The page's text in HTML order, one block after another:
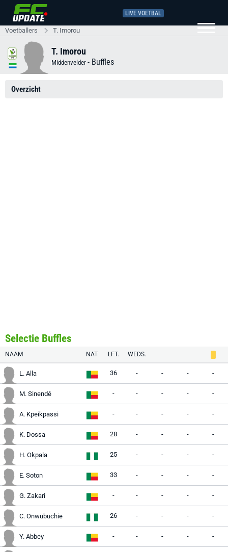
LIVE VOETBAL
Voetballers T. Imorou
T. Imorou
Middenvelder - Buffles
Overzicht
Selectie Buffles
NAAM NAT. LFT. WEDS.
L. Alla 36 - - - -
M. Sinendé - - - - -
A. Kpeikpassi - - - - -
K. Dossa 28 - - - -
H. Okpala 25 - - - -
E. Soton 33 - - - -
G. Zakari - - - - -
C. Onwubuchie 26 - - - -
Y. Abbey - - - - -